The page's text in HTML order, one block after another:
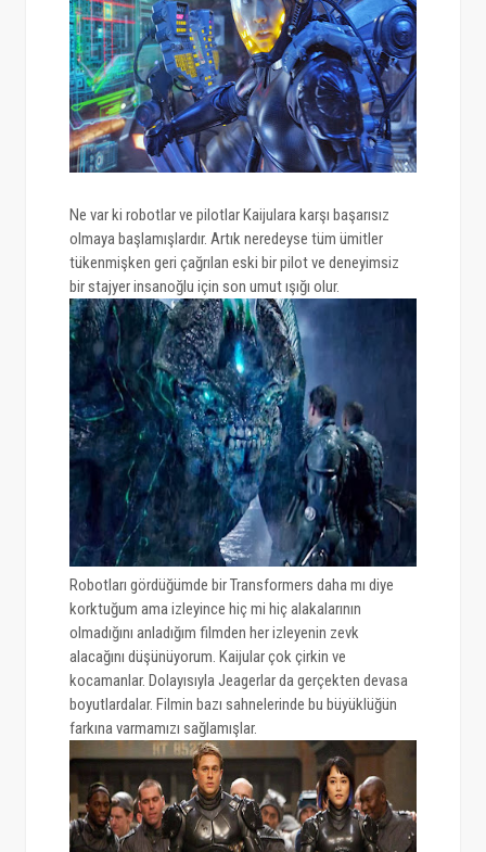
Ne var ki robotlar ve pilotlar Kaijulara karşı başarısız
olmaya başlamışlardır. Artık neredeyse tüm ümitler
tükenmişken geri çağrılan eski bir pilot ve deneyimsiz
bir stajyer insanoğlu için son umut ışığı olur.
Robotları gördüğümde bir Transformers daha mı diye
korktuğum ama izleyince hiç mi hiç alakalarının
olmadığını anladığım filmden her izleyenin zevk
alacağını düşünüyorum. Kaijular çok çirkin ve
kocamanlar. Dolayısıyla Jeagerlar da gerçekten devasa
boyutlardalar. Filmin bazı sahnelerinde bu büyüklüğün
farkına varmamızı sağlamışlar.